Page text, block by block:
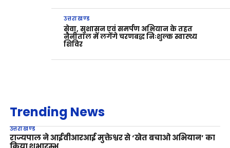
उत्तराखण्ड
सेवा, सुशासन एवं समर्पण अभियान के तहत
नैनीताल में लगेंगे चरणबद्ध निःशुल्क स्वास्थ्य
शिविर
Trending News
उत्तराखण्ड
राज्यपाल ने आईवीआरआई मुक्तेश्वर से ‘खेत बचाओ अभियान’ का